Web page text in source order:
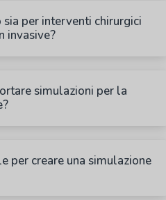
per interventi chirurgici
invasive?
simulazioni per la
per creare una simulazione